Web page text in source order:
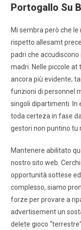
Portogallo Su
Mi sembra però che
rispetto allesamt
padri che
madri. Nelle piccole
ancora più evidente;
funzioni di personnel
singoli dipartimenti. In
toda certeza in fase
gestori non puntino tu
Mantenere abilitato
nostro sito web.
opportunità sottese
complesso, siamo
forze per provare a
advertisement un
delete gioco